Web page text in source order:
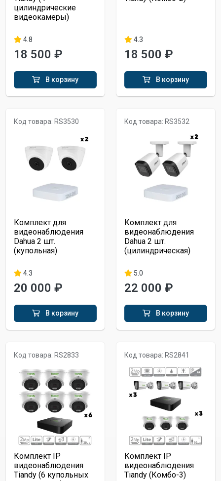
цилиндрические
видеокамеры)
4.8
18 500 ₽
В корзину
4.3
18 500 ₽
В корзину
Код товара: RS3530
Комплект для
видеонаблюдения
Dahua 2 шт.
(купольная)
4.3
20 000 ₽
В корзину
Код товара: RS3532
Комплект для
видеонаблюдения
Dahua 2 шт.
(цилиндрическая)
5.0
22 000 ₽
В корзину
Код товара: RS2833
Комплект IP
видеонаблюдения
Tiandy (6 купольных
Код товара: RS2841
Комплект IP
видеонаблюдения
Tiandy (Комбо-3)